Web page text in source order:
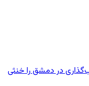
در دمشق را خنثی